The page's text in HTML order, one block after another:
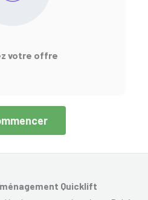
votre offre
Quicklift